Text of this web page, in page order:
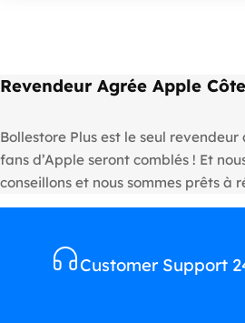
Revendeur Agrée Apple
Bollestore Plus est le seul
fans d’Apple seront comblés ! Et
conseillons et nous sommes prêts à
Customer Support